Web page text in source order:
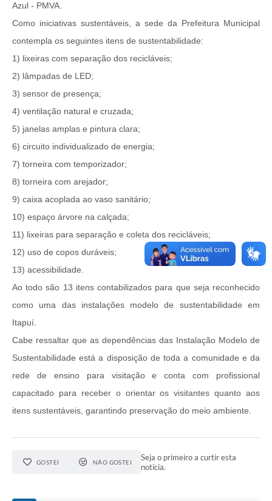
Azul - PMVA.
Como iniciativas sustentáveis, a sede da Prefeitura Municipal
contempla os seguintes itens de sustentabilidade:
1) lixeiras com separação dos recicláveis;
2) lâmpadas de LED;
3) sensor de presença;
4) ventilação natural e cruzada;
5) janelas amplas e pintura clara;
6) circuito individualizado de energia;
7) torneira com temporizador;
8) torneira com arejador;
9) caixa acoplada ao vaso sanitário;
10) espaço árvore na calçada;
11) lixeiras para separação e coleta dos recicláveis;
12) uso de copos duráveis;
13) acessibilidade.
Ao todo são 13 itens contabilizados para que seja reconhecido
como uma das instalações modelo de sustentabilidade em
Itapuí.
Cabe ressaltar que as dependências das Instalação Modelo de
Sustentabilidade está a disposição de toda a comunidade e da
rede de ensino para visitação e conta com profissional
capacitado para receber o orientar os visitantes quanto aos
itens sustentáveis, garantindo preservação do meio ambiente.
GOSTEI NÃO GOSTEI
Seja o primeiro a curtir esta
notícia.